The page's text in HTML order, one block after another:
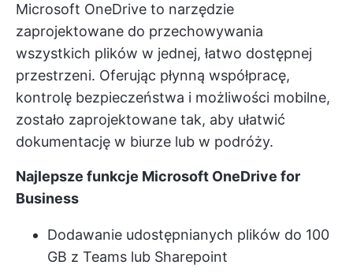
Microsoft OneDrive to narzędzie
zaprojektowane do przechowywania
wszystkich plików w jednej, łatwo dostępnej
przestrzeni. Oferując płynną współpracę,
kontrolę bezpieczeństwa i możliwości mobilne,
zostało zaprojektowane tak, aby ułatwić
dokumentację w biurze lub w podróży.
Najlepsze funkcje Microsoft OneDrive for
Business
Dodawanie udostępnianych plików do 100
GB z Teams lub Sharepoint